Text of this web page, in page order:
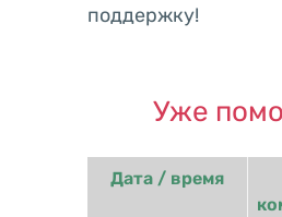
поддержку!
Уже
Дата / время